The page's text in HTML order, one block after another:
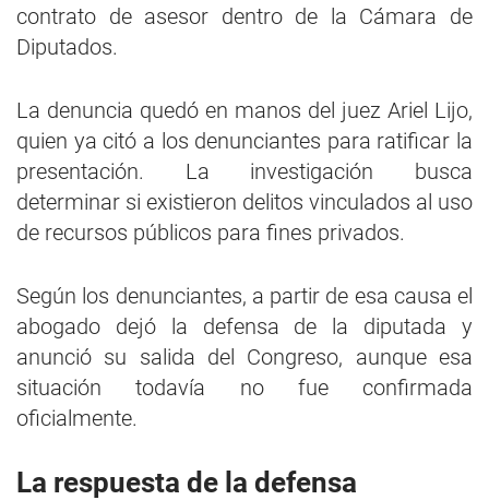
contrato de asesor dentro de la Cámara de
Diputados.
La denuncia quedó en manos del juez Ariel Lijo,
quien ya citó a los denunciantes para ratificar la
presentación. La investigación busca
determinar si existieron delitos vinculados al uso
de recursos públicos para fines privados.
Según los denunciantes, a partir de esa causa el
abogado dejó la defensa de la diputada y
anunció su salida del Congreso, aunque esa
situación todavía no fue confirmada
oficialmente.
La respuesta de la defensa